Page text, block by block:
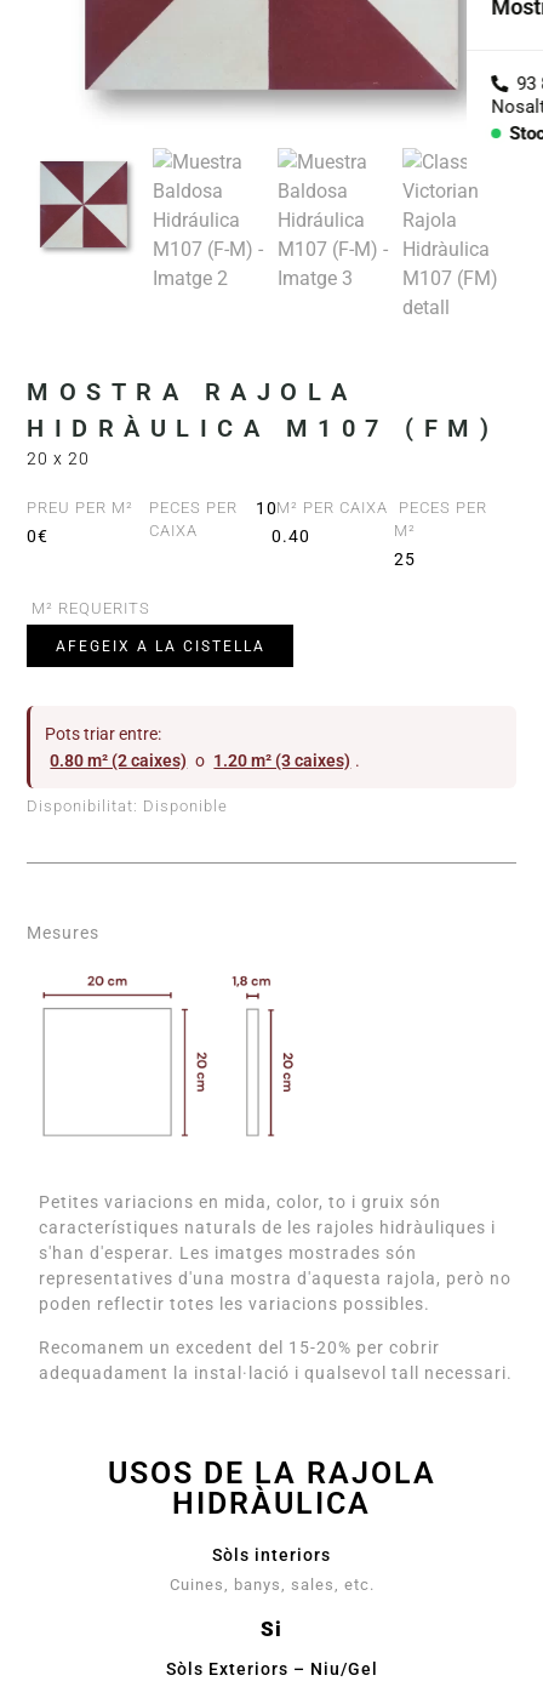
MOSTRA RAJOLA
HIDRÀULICA M107 (FM)
20 x 20
PREU PER M²
0€
PECES PER
CAIXA
10M² PER CAIXA
0.40
PECES PER
M²
25
M² REQUERITS
AFEGEIX A LA CISTELLA
Pots triar entre:
0.80 m² (2 caixes) o 1.20 m² (3 caixes) .
Disponibilitat: Disponible
Mesures
Petites variacions en mida, color, to i gruix són
característiques naturals de les rajoles hidràuliques i
s'han d'esperar. Les imatges mostrades són
representatives d'una mostra d'aquesta rajola, però no
poden reflectir totes les variacions possibles.
Recomanem un excedent del 15-20% per cobrir
adequadament la instal·lació i qualsevol tall necessari.
USOS DE LA RAJOLA
HIDRÀULICA
Sòls interiors
Cuines, banys, sales, etc.
Si
Sòls Exteriors – Niu/Gel